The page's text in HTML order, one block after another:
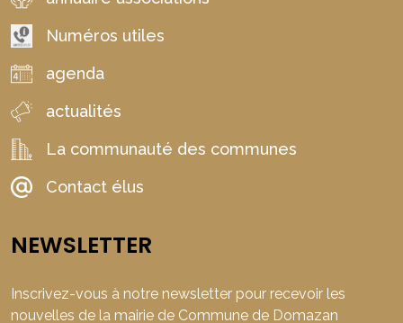
Numéros utiles
agenda
actualités
La communauté des communes
Contact élus
NEWSLETTER
Inscrivez-vous à notre newsletter pour recevoir les
nouvelles de la mairie de Commune de Domazan